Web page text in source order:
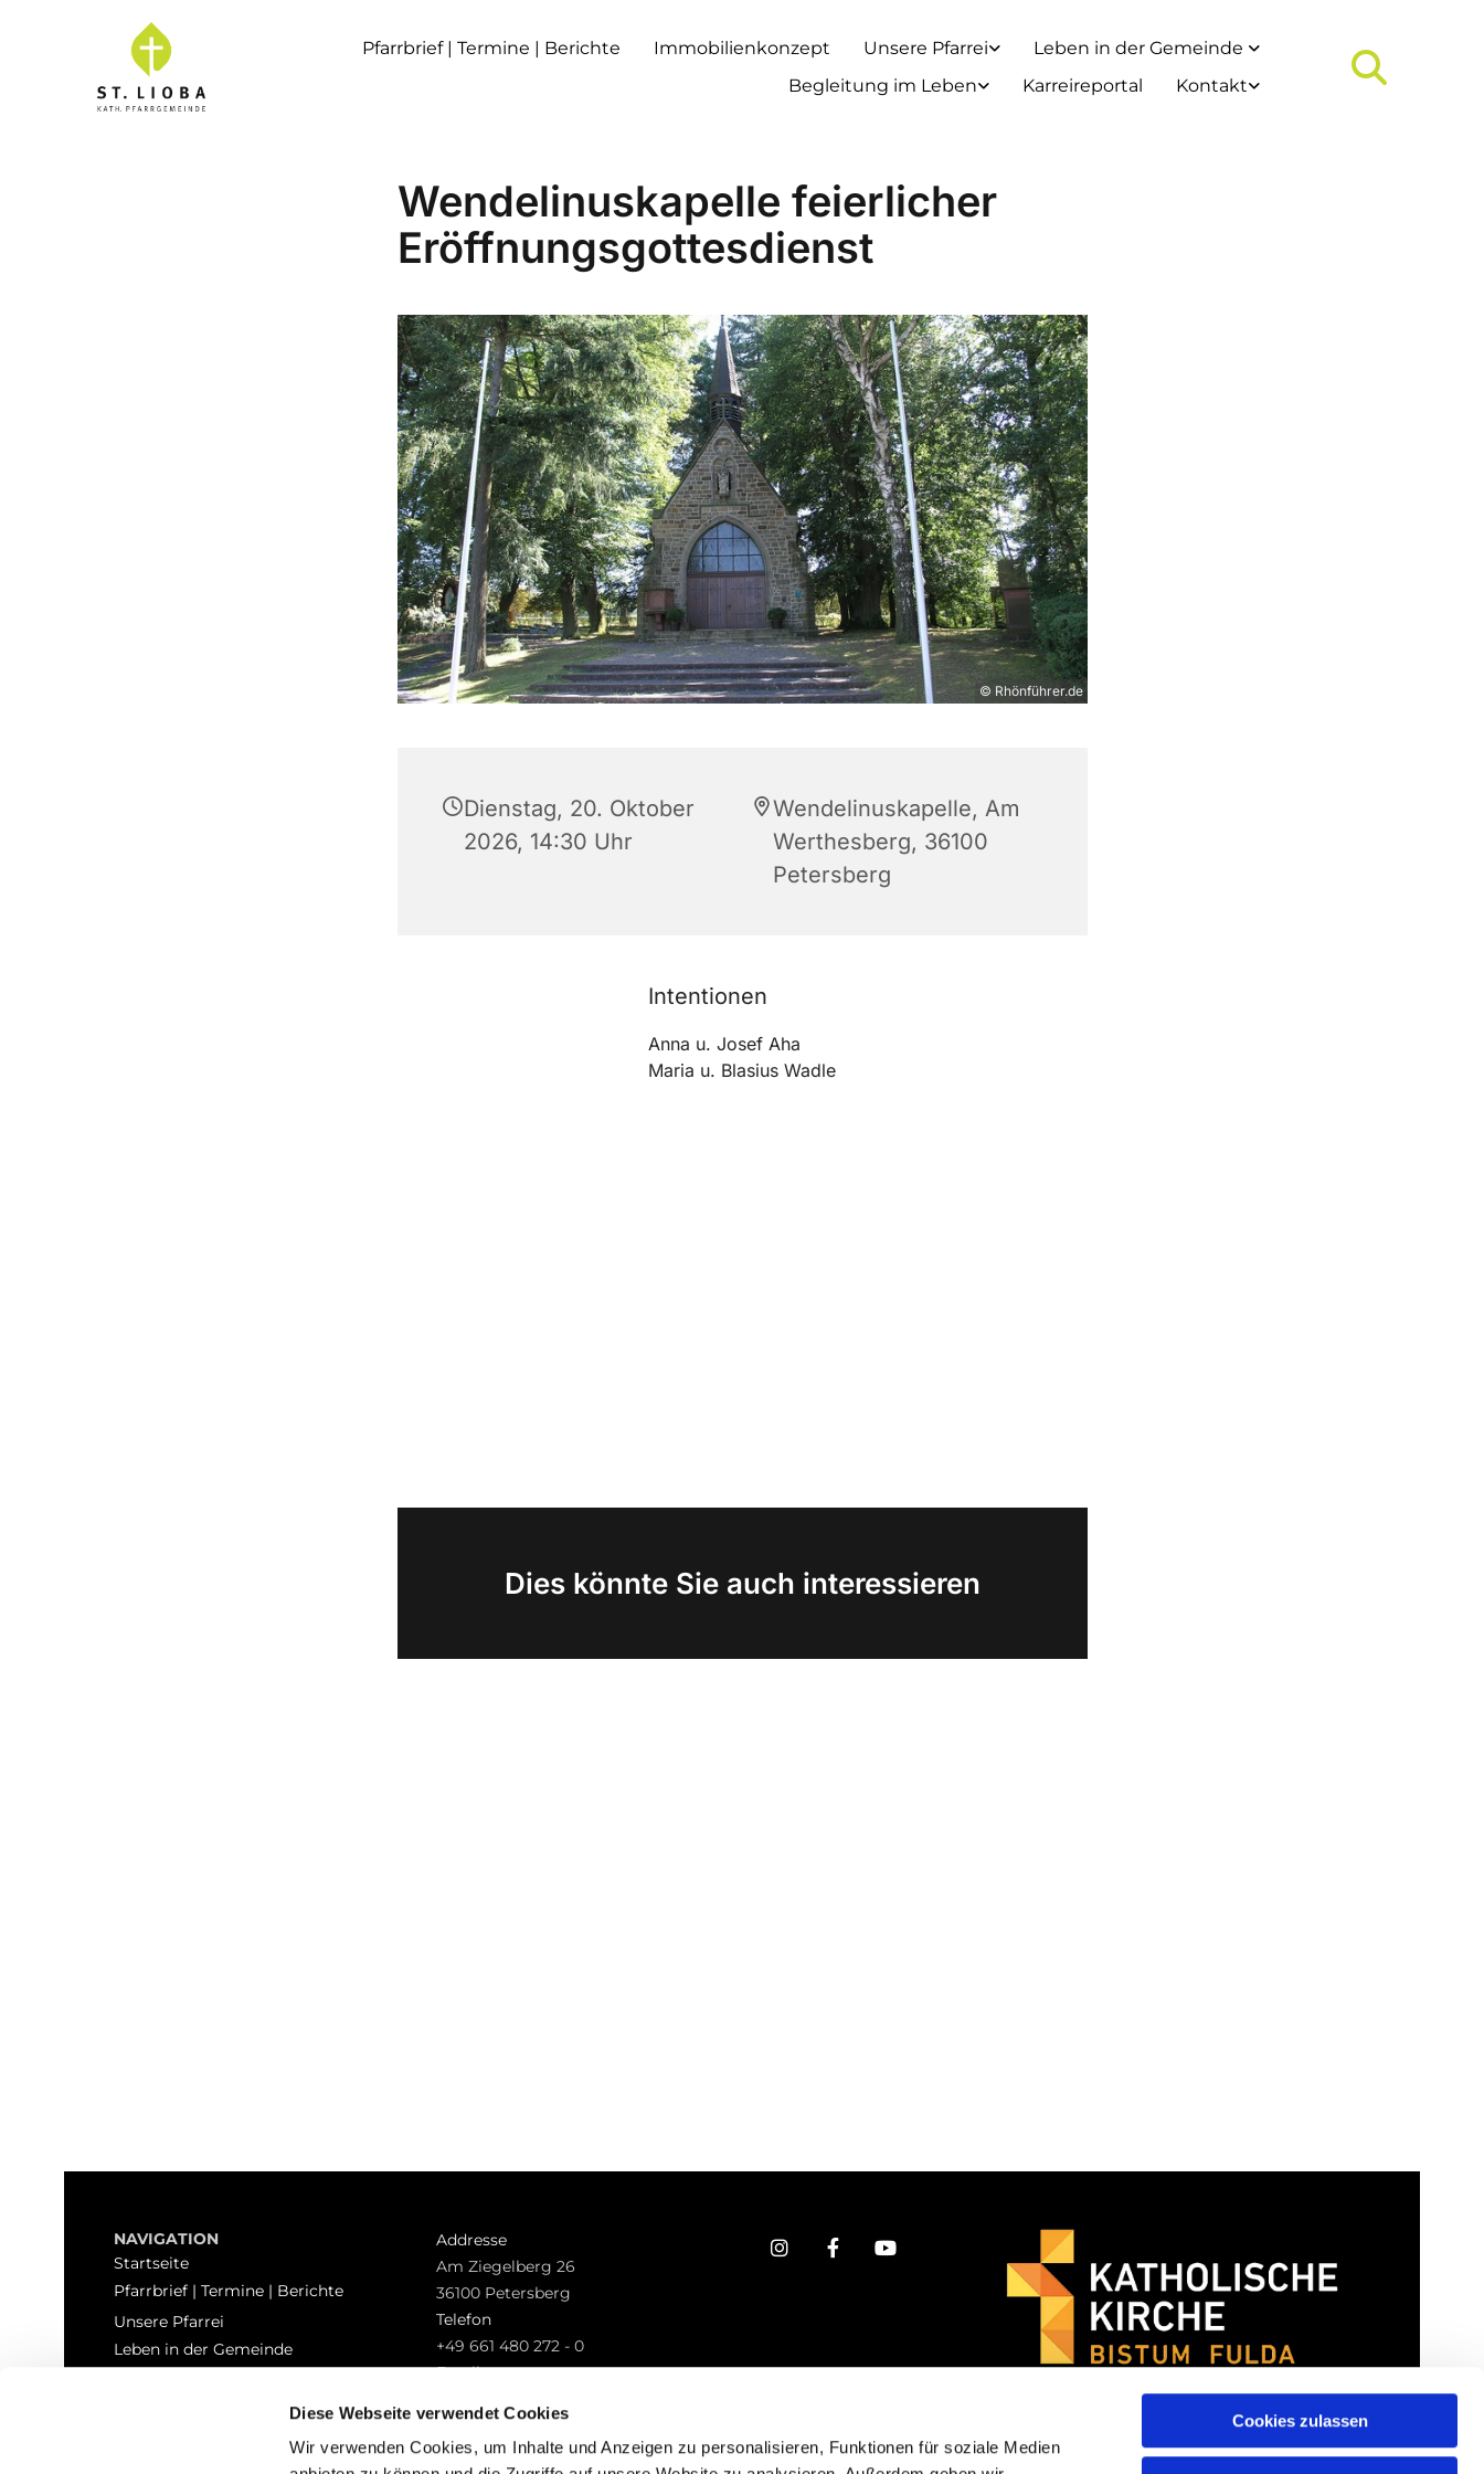
Diese Webseite verwendet Cookies
Wir verwenden Cookies, um Inhalte und Anzeigen zu personalisieren, Funktionen für soziale Medien
Cookies zulassen
Pfarrbrief | Termine | Berichte Immobilienkonzept Unsere Pfarrei
Leben in der Gemeinde
Begleitung im Leben
Karreireportal Kontakt
Wendelinuskapelle feierlicher
Eröffnungsgottesdienst
© Rhönführer.de
Dienstag, 20. Oktober
2026, 14:30 Uhr
Wendelinuskapelle, Am
Werthesberg, 36100
Petersberg
Intentionen
Anna u. Josef Aha
Maria u. Blasius Wadle
Dies könnte Sie auch interessieren
NAVIGATION
Startseite
Pfarrbrief | Termine | Berichte
Unsere Pfarrei
Leben in der Gemeinde
Addresse
Am Ziegelberg 26
36100 Petersberg
Telefon
+49 661 480 272 - 0
Email